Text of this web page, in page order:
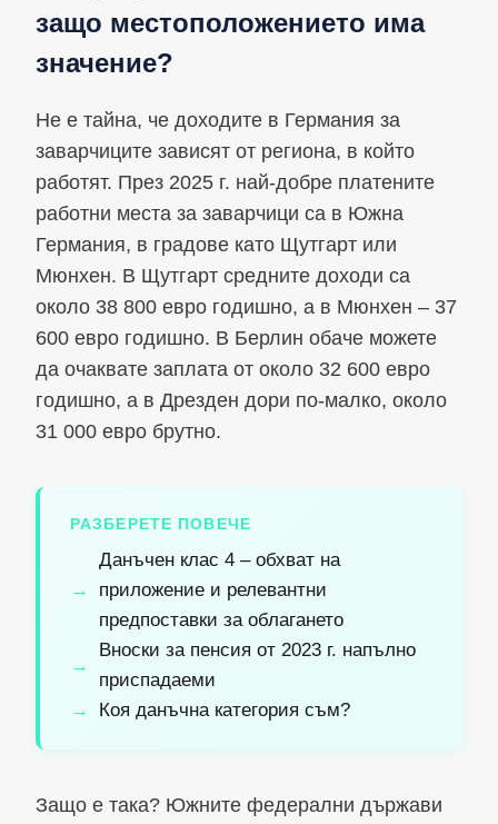
защо местоположението има
значение?
Не е тайна, че доходите в Германия за
заварчиците зависят от региона, в който
работят. През 2025 г. най-добре платените
работни места за заварчици са в Южна
Германия, в градове като Щутгарт или
Мюнхен. В Щутгарт средните доходи са
около 38 800 евро годишно, а в Мюнхен – 37
600 евро годишно. В Берлин обаче можете
да очаквате заплата от около 32 600 евро
годишно, а в Дрезден дори по-малко, около
31 000 евро брутно.
РАЗБЕРЕТЕ ПОВЕЧЕ
Данъчен клас 4 – обхват на
приложение и релевантни
предпоставки за облагането
Вноски за пенсия от 2023 г. напълно
приспадаеми
Коя данъчна категория съм?
Защо е така? Южните федерални държави